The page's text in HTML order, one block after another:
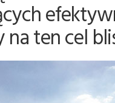
ten cel